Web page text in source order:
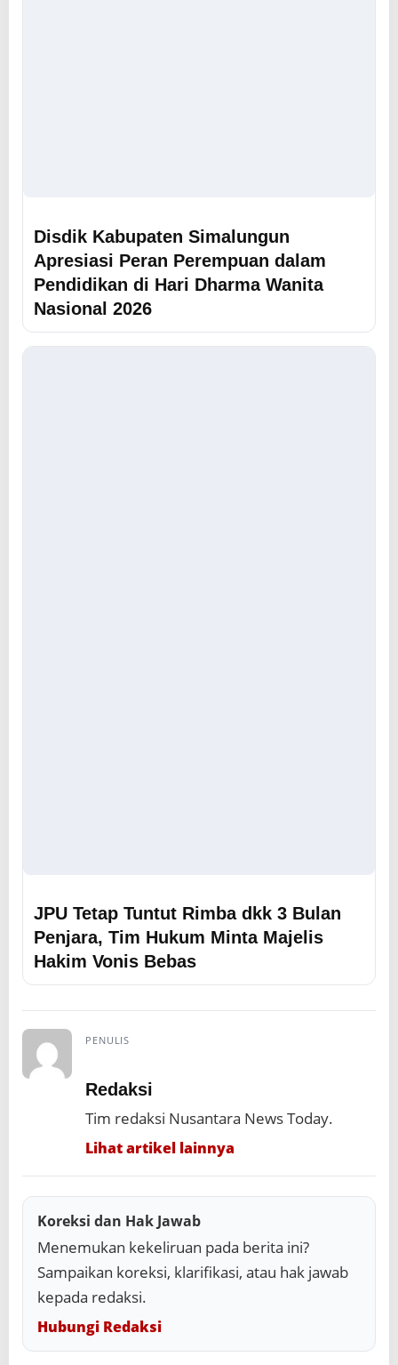
Disdik Kabupaten Simalungun
Apresiasi Peran Perempuan dalam
Pendidikan di Hari Dharma Wanita
Nasional 2026
JPU Tetap Tuntut Rimba dkk 3 Bulan
Penjara, Tim Hukum Minta Majelis
Hakim Vonis Bebas
PENULIS
Redaksi
Tim redaksi Nusantara News Today.
Lihat artikel lainnya
Koreksi dan Hak Jawab
Menemukan kekeliruan pada berita ini?
Sampaikan koreksi, klarifikasi, atau hak jawab
kepada redaksi.
Hubungi Redaksi